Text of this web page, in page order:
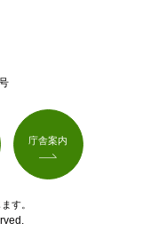
庁舎案内
す。